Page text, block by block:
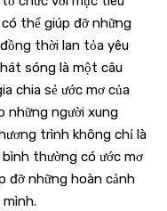
thể giúp đỡ những
thời lan tỏa yêu
sóng là một câu
chia sẻ ước mơ của
những người xung
trình không chỉ là
thường có ước mơ
đỡ những hoàn cảnh